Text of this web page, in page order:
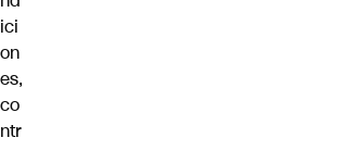
ici
on
es,
co
ntr